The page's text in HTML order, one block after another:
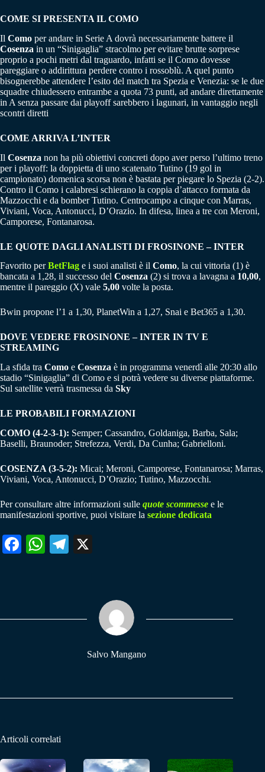
COME SI PRESENTA IL COMO
Il Como per andare in Serie A dovrà necessariamente battere il
Cosenza in un “Sinigaglia” stracolmo per evitare brutte sorprese
proprio a pochi metri dal traguardo, infatti se il Como dovesse
pareggiare o addirittura perdere contro i rossoblù. A quel punto
bisognerebbe attendere l’esito del match tra Spezia e Venezia: se le due
squadre chiudessero entrambe a quota 73 punti, ad andare direttamente
in A senza passare dai playoff sarebbero i lagunari, in vantaggio negli
scontri diretti
COME ARRIVA L’INTER
Il Cosenza non ha più obiettivi concreti dopo aver perso l’ultimo treno
per i playoff: la doppietta di uno scatenato Tutino (19 gol in
campionato) domenica scorsa non è bastata per piegare lo Spezia (2-2).
Contro il Como i calabresi schierano la coppia d’attacco formata da
Mazzocchi e da bomber Tutino. Centrocampo a cinque con Marras,
Viviani, Voca, Antonucci, D’Orazio. In difesa, linea a tre con Meroni,
Camporese, Fontanarosa.
LE QUOTE DAGLI ANALISTI DI FROSINONE – INTER
Favorito perBetFlag e i suoi analisti è il Como, la cui vittoria (1) è
bancata a 1,28, il successo del Cosenza (2) si trova a lavagna a 10,00,
mentre il pareggio (X) vale 5,00 volte la posta.
Bwin propone l’1 a 1,30, PlanetWin a 1,27, Snai e Bet365 a 1,30.
DOVE VEDERE FROSINONE – INTER IN TV E
STREAMING
La sfida tra Como e Cosenza è in programma venerdì alle 20:30 allo
stadio “Sinigaglia” di Como e si potrà vedere su diverse piattaforme.
Sul satellite verrà trasmessa da Sky
LE PROBABILI FORMAZIONI
COMO (4-2-3-1): Semper; Cassandro, Goldaniga, Barba, Sala;
Baselli, Braunoder; Strefezza, Verdi, Da Cunha; Gabrielloni.
COSENZA (3-5-2): Micai; Meroni, Camporese, Fontanarosa; Marras,
Viviani, Voca, Antonucci, D’Orazio; Tutino, Mazzocchi.
Per consultare altre informazioni sulle quote scommesse e le
manifestazioni sportive, puoi visitare la sezione dedicata
Fa W
pp
Te
m
Salvo Mangano
Articoli correlati